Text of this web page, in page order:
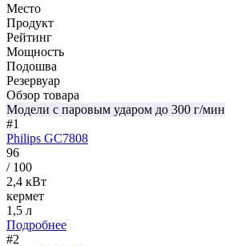
Место
Продукт
Рейтинг
Мощность
Подошва
Резервуар
Обзор товара
Модели с паровым ударом до 300 г/мин
#1
Philips GC7808
96
/ 100
2,4 кВт
кермет
1,5 л
Подробнее
#2